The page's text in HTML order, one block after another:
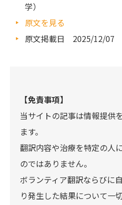
学）
原文を見る
原文掲載日 2025/12/07
【免責事項】
当サイトの記事は情報提供
ます。
翻訳内容や治療を特定の人
のではありません。
ボランティア翻訳ならびに
り発生した結果について一